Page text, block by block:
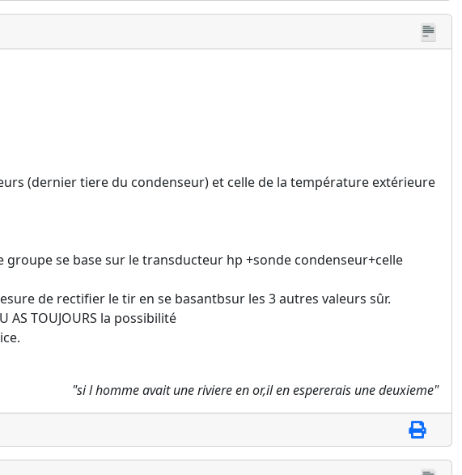
(dernier tiere du condenseur) et celle de la température extérieure
se base sur le transducteur hp +sonde condenseur+celle
de rectifier le tir en se basantbsur les 3 autres valeurs sûr.
TOUJOURS la possibilité
"si l homme avait une riviere en or,il en espererais une deuxieme"